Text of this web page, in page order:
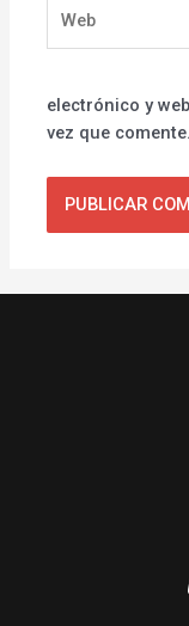
electrónico y
vez que comente.